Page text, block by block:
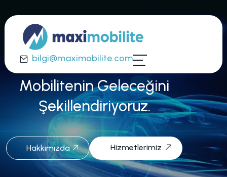
bilgi@maximobilite.com
Mobilitenin Geleceğini
Şekillendiriyoruz.